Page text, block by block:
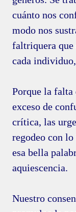
cuánto nos
modo nos
faltriquera que
cada
Porque la
exceso de
crítica, las
regodeo con
esa bella
aquiescencia.
Nuestro